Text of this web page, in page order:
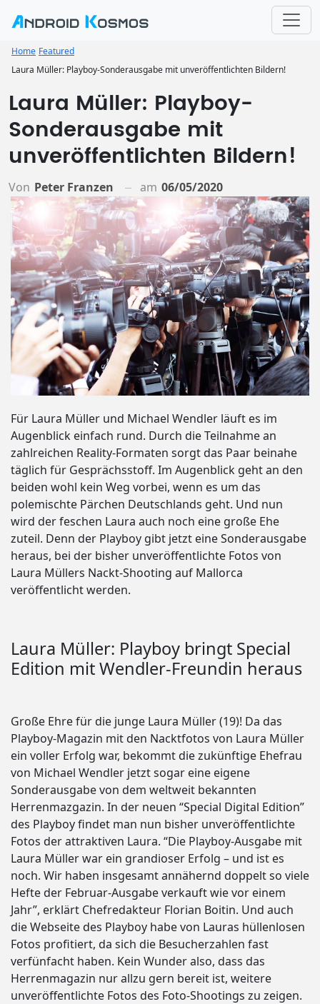
Home Featured
Laura Müller: Playboy-Sonderausgabe mit unveröffentlichten Bildern!
Laura Müller: Playboy-
Sonderausgabe mit
unveröffentlichten Bildern!
Von Peter Franzen am 06/05/2020
Für Laura Müller und Michael Wendler läuft es im
Augenblick einfach rund. Durch die Teilnahme an
zahlreichen Reality-Formaten sorgt das Paar beinahe
täglich für Gesprächsstoff. Im Augenblick geht an den
beiden wohl kein Weg vorbei, wenn es um das
polemischte Pärchen Deutschlands geht. Und nun
wird der feschen Laura auch noch eine große Ehe
zuteil. Denn der Playboy gibt jetzt eine Sonderausgabe
heraus, bei der bisher unveröffentlichte Fotos von
Laura Müllers Nackt-Shooting auf Mallorca
veröffentlicht werden.
Laura Müller: Playboy bringt Special
Edition mit Wendler-Freundin heraus
Große Ehre für die junge Laura Müller (19)! Da das
Playboy-Magazin mit den Nacktfotos von Laura Müller
ein voller Erfolg war, bekommt die zukünftige Ehefrau
von Michael Wendler jetzt sogar eine eigene
Sonderausgabe von dem weltweit bekannten
Herrenmazgazin. In der neuen “Special Digital Edition”
des Playboy findet man nun bisher unveröffentlichte
Fotos der attraktiven Laura. “Die Playboy-Ausgabe mit
Laura Müller war ein grandioser Erfolg – und ist es
noch. Wir haben insgesamt annähernd doppelt so viele
Hefte der Februar-Ausgabe verkauft wie vor einem
Jahr”, erklärt Chefredakteur Florian Boitin. Und auch
die Webseite des Playboy habe von Lauras hüllenlosen
Fotos profitiert, da sich die Besucherzahlen fast
verfünfacht haben. Kein Wunder also, dass das
Herrenmagazin nur allzu gern bereit ist, weitere
unveröffentlichte Fotos des Foto-Shootings zu zeigen.